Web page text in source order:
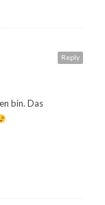
Reply
bin. Das